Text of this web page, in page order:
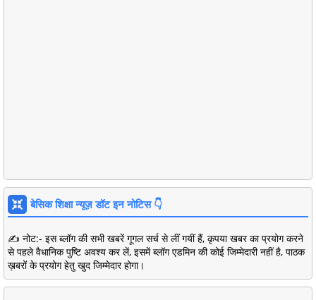
बेसिक शिक्षा न्यूज़ डॉट इन नोटिस 👇
✍️ नोट:- इस ब्लॉग की सभी खबरें गूगल सर्च से लीं गयीं हैं, कृपया खबर का प्रयोग करने
से पहले वैधानिक पुष्टि अवश्य कर लें, इसमें ब्लॉग एडमिन की कोई जिम्मेदारी नहीं है, पाठक
ख़बरों के प्रयोग हेतु खुद जिम्मेदार होगा।